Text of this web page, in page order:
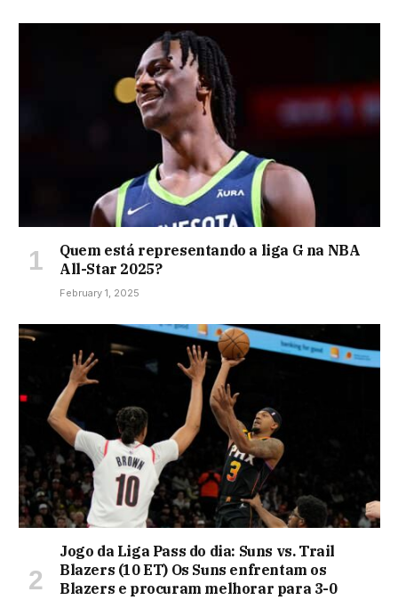
Quem está representando a liga G na NBA
All-Star 2025?
February 1, 2025
Jogo da Liga Pass do dia: Suns vs. Trail
Blazers (10 ET) Os Suns enfrentam os
Blazers e procuram melhorar para 3-0